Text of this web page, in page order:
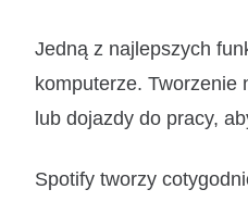
Jedną z najlepszych
komputerze. Tworzenie
lub dojazdy do pracy,
Spotify tworzy